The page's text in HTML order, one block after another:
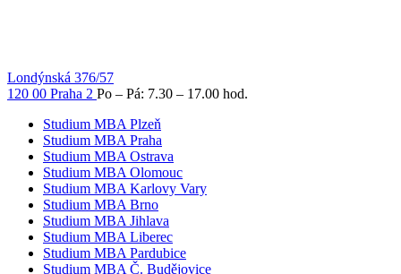
Londýnská 376/57
120 00 Praha 2 Po – Pá: 7.30 – 17.00 hod.
Studium MBA Plzeň
Studium MBA Praha
Studium MBA Ostrava
Studium MBA Olomouc
Studium MBA Karlovy Vary
Studium MBA Brno
Studium MBA Jihlava
Studium MBA Liberec
Studium MBA Pardubice
Studium MBA Č. Budějovice